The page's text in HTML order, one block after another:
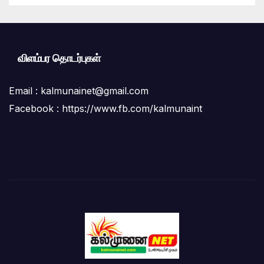
விளம்பர தொடர்புகள்
Email : kalmunainet@gmail.com
Facebook : https://www.fb.com/kalmunaint